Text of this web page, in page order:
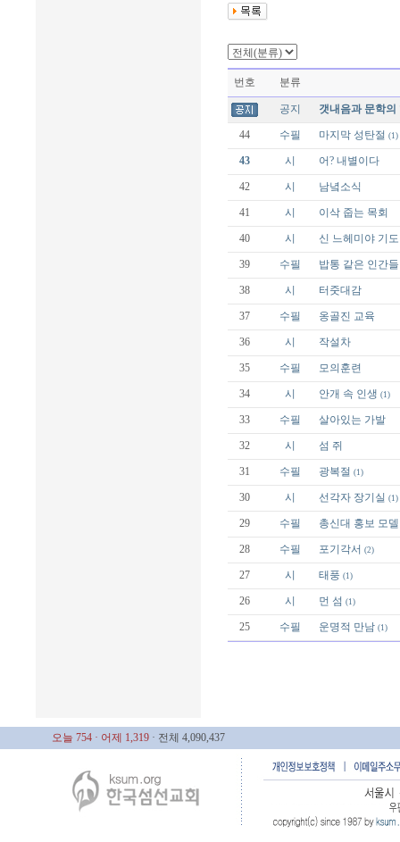
번호 분류
공지 갯내음과 문학의
44 수필 마지막 성탄절 (1)
43 시 어? 내별이다
42 시 남녘소식
41 시 이삭 줍는 목회
40 시 신 느헤미야 기도
39 수필 밥통 같은 인간들
38 시 터줏대감
37 수필 옹골진 교육
36 시 작설차
35 수필 모의훈련
34 시 안개 속 인생 (1)
33 수필 살아있는 가발
32 시 섬 쥐
31 수필 광복절 (1)
30 시 선각자 장기실 (1)
29 수필 총신대 홍보 모델
28 수필 포기각서 (2)
27 시 태풍 (1)
26 시 먼 섬 (1)
25 수필 운명적 만남 (1)
오늘 754 · 어제 1,319 · 전체 4,090,437